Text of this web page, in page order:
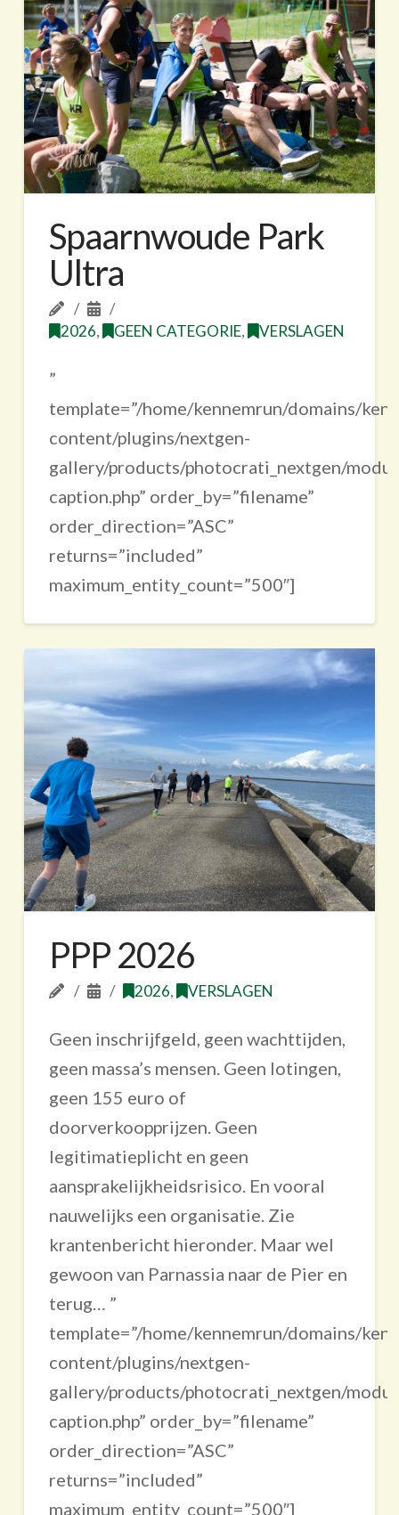
Spaarnwoude Park
Ultra
2026, GEEN CATEGORIE, VERSLAGEN
”
template=”/home/kennemrun/domains/
content/plugins/nextgen-
gallery/products/photocrati_nextgen/
caption.php” order_by=”filename”
order_direction=”ASC”
returns=”included”
maximum_entity_count=”500″]
PPP 2026
2026, VERSLAGEN
Geen inschrijfgeld, geen wachttijden,
geen massa’s mensen. Geen lotingen,
geen 155 euro of
doorverkoopprijzen. Geen
legitimatieplicht en geen
aansprakelijkheidsrisico. En vooral
nauwelijks een organisatie. Zie
krantenbericht hieronder. Maar wel
gewoon van Parnassia naar de Pier en
terug… ”
template=”/home/kennemrun/domains/
content/plugins/nextgen-
gallery/products/photocrati_nextgen/
caption.php” order_by=”filename”
order_direction=”ASC”
returns=”included”
maximum_entity_count=”500″]